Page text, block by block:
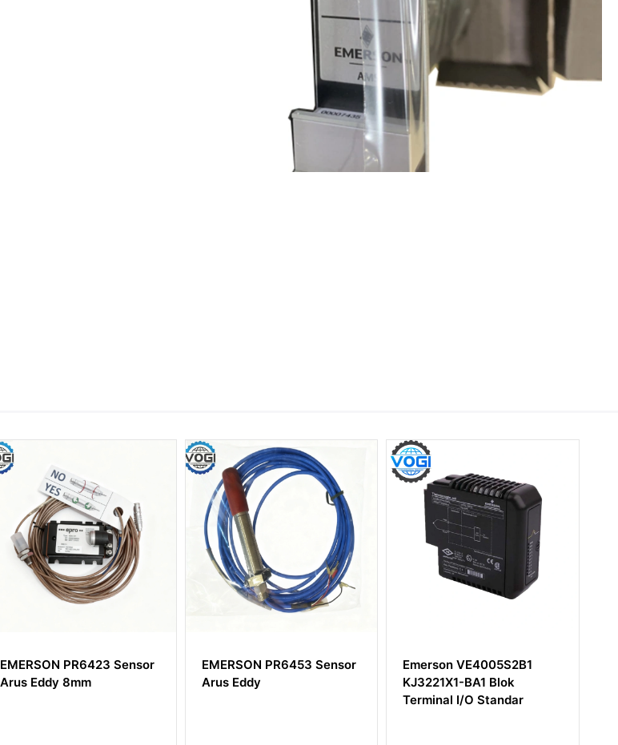
EMERSON PR6453 Sensor
Arus Eddy
Emerson VE4005S2B1
KJ3221X1-BA1 Blok
Modul Transisi Belakang
EMERSON ATCA-7150